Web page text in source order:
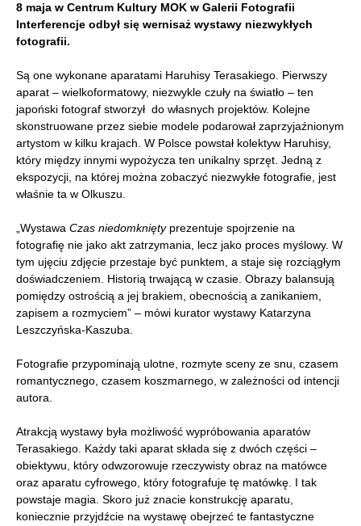
8 maja w Centrum Kultury MOK w Galerii Fotografii
Interferencje odbył się wernisaż wystawy niezwykłych
fotografii.
Są one wykonane aparatami Haruhisy Terasakiego. Pierwszy
aparat – wielkoformatowy, niezwykle czuły na światło – ten
japoński fotograf stworzył do własnych projektów. Kolejne
skonstruowane przez siebie modele podarował zaprzyjaźnionym
artystom w kilku krajach. W Polsce powstał kolektyw Haruhisy,
który między innymi wypożycza ten unikalny sprzęt. Jedną z
ekspozycji, na której można zobaczyć niezwykłe fotografie, jest
właśnie ta w Olkuszu.
„Wystawa Czas niedomkniętyprezentuje spojrzenie na
fotografię nie jako akt zatrzymania, lecz jako proces myślowy. W
tym ujęciu zdjęcie przestaje być punktem, a staje się rozciągłym
doświadczeniem. Historią trwającą w czasie. Obrazy balansują
pomiędzy ostrością a jej brakiem, obecnością a zanikaniem,
zapisem a rozmyciem” – mówi kurator wystawy Katarzyna
Leszczyńska-Kaszuba.
Fotografie przypominają ulotne, rozmyte sceny ze snu, czasem
romantycznego, czasem koszmarnego, w zależności od intencji
autora.
Atrakcją wystawy była możliwość wypróbowania aparatów
Terasakiego. Każdy taki aparat składa się z dwóch części –
obiektywu, który odwzorowuje rzeczywisty obraz na matówce
oraz aparatu cyfrowego, który fotografuje tę matówkę. I tak
powstaje magia. Skoro już znacie konstrukcję aparatu,
koniecznie przyjdźcie na wystawę obejrzeć te fantastyczne